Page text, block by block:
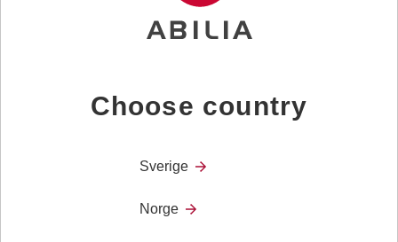
Øyestyrt kommunikasjon med ekstra lang
Choose country
Sverige
Norge